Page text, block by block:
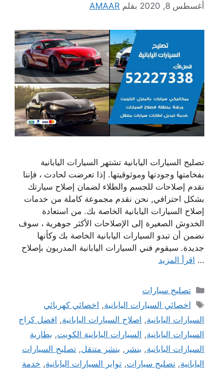
أغسطس 8, 2020 بقلم AMAAR
تصليح السيارات اليابانية تشتهر السيارات اليابانية
بفخامتها وجودتها وموثوقيتها. إذا تعرضت لحادث ، فإننا
نقدم إصلاحات للجسم والطلاء لضمان إصلاح سيارتك
بشكل احترافي, نحن نقدم مجموعة كاملة من خدمات
إصلاح السيارات اليابانية الخاصة بك. من استعادة
الخدوش الصغيرة إلى الإصلاحات الأكثر جوهرية ، سوف
نضمن أن تبدو السيارات اليابانية الخاصة بك وكأنها
جديدة. سيقوم فني السيارات اليابانية المدربون بإصلاح
… اقرأ المزيد
التصنيفات
تصليح سيارات
الوسوم
اخصائي السيارات اليابانية, اخصائي كهربائي
السيارات اليابانية, اصلاح السيارات اليابانية, افضل كراج
السيارات اليابانية, السيارات اليابانية الكويت, بطارية
السيارات اليابانية, بنشر , بنشر متنقل, تصليح السيارات
اليابانية, تصليح سيارات, تواير السيارات اليابانية, خدمة